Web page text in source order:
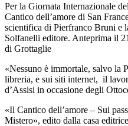
Per la Giornata Internazionale
Cantico dell’amore di San
scientifica di Pierfranco Bruni e
Solfanelli editore. Anteprima il
di Grottaglie
«Nessuno è immortale, salvo la
libreria, e sui siti internet, il
d’Assisi in occasione degli
«Il Cantico dell’amore – Sui
Mistero», edito dalla casa